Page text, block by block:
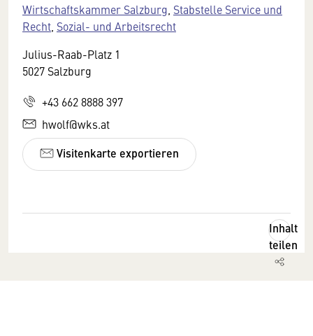
Wirtschaftskammer Salzburg Stabstelle Service und
Recht Sozial- und Arbeitsrecht
Julius-Raab-Platz 1
5027 Salzburg
+43 662 8888 397
hwolf@wks.at
Visitenkarte exportieren
Inhalt
teilen